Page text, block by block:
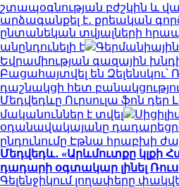
շտապօգնության բժշկին և
արձագանքել է․ քրեական
ընտանեկան տվյալների
անընդունելի է
Եվրամիության գազային
Բացահայտվել են
դաշնակցի հետ
Մեդվեդևը Ուրսուլա ֆոն դեր
մականուններ է տվել
օդանավակայանը
ընդունումը Էթնա հրաբխի
Մեդվեդև․ «Արևմուտքը կլքի
դադարի օգտակար լինել
Գելենջիկում լողափերը